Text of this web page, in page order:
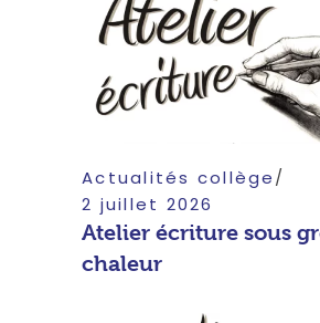
Actualités collège
2 juillet 2026
Atelier écriture sous
chaleur